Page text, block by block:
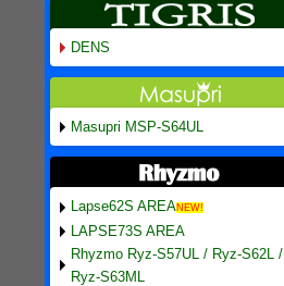
DENS
Masupri MSP-S64UL
Lapse62S AREANEW!
LAPSE73S AREA
Rhyzmo Ryz-S57UL / Ryz-S62L /
Ryz-S63ML